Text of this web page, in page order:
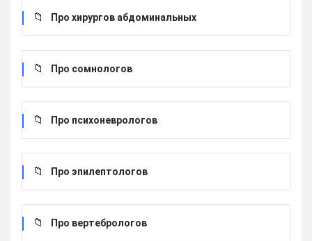
Про хирургов абдоминальных
Про сомнологов
Про психоневрологов
Про эпилептологов
Про вертебрологов